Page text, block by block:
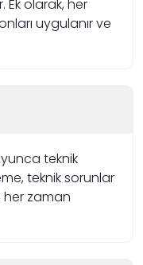
olarak, her
uygulanır ve
teknik
teknik sorunlar
her zaman